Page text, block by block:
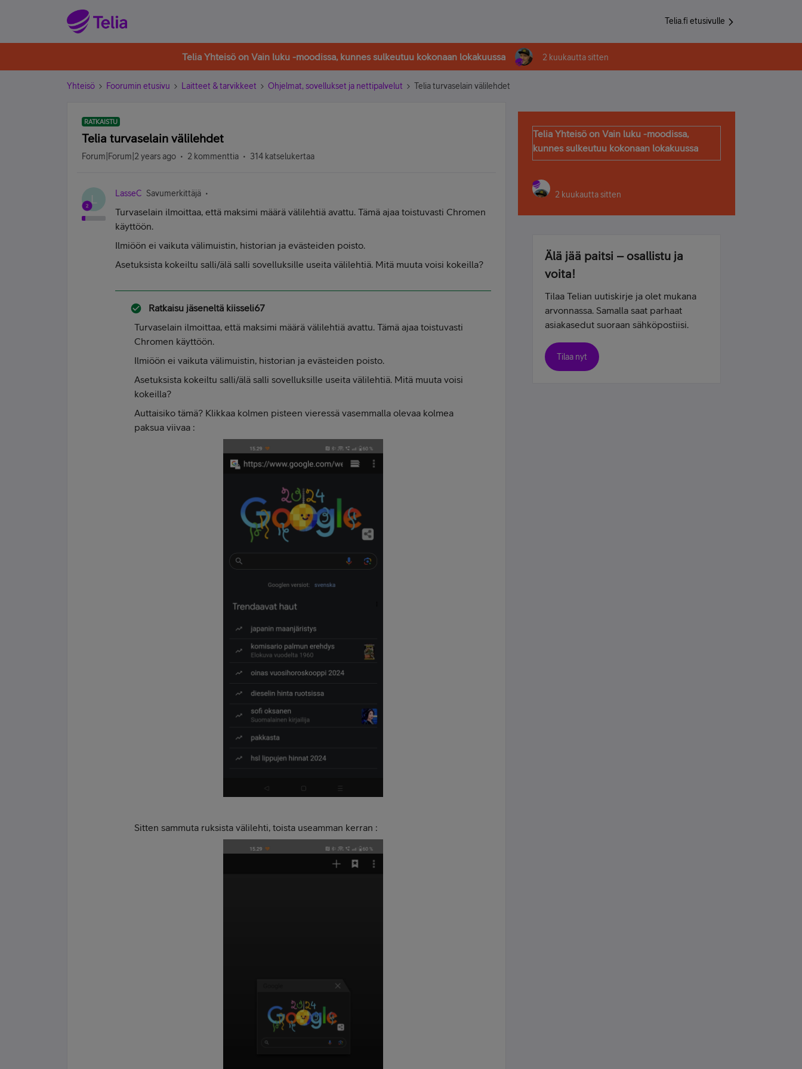
Telia.fi etusivulle
Telia Yhteisö on Vain luku -moodissa, kunnes sulkeutuu kokonaan lokakuussa 2 kuukautta sitten
Yhteisö Foorumin etusivu Laitteet & tarvikkeet Ohjelmat, sovellukset ja nettipalvelut Telia turvaselain välilehdet
RATKAISTU
Telia turvaselain välilehdet
Forum|Forum|2 years ago 2 kommenttia 314 katselukertaa
L LasseC Savumerkittäjä
Turvaselain ilmoittaa, että maksimi määrä välilehtiä avattu. Tämä ajaa toistuvasti Chromen
käyttöön.
Ilmiöön ei vaikuta välimuistin, historian ja evästeiden poisto.
Asetuksista kokeiltu salli/älä salli sovelluksille useita välilehtiä. Mitä muuta voisi kokeilla?
Ratkaisu jäseneltä kiisseli67
Turvaselain ilmoittaa, että maksimi määrä välilehtiä avattu. Tämä ajaa toistuvasti
Chromen käyttöön.
Ilmiöön ei vaikuta välimuistin, historian ja evästeiden poisto.
Asetuksista kokeiltu salli/älä salli sovelluksille useita välilehtiä. Mitä muuta voisi
kokeilla?
Auttaisiko tämä? Klikkaa kolmen pisteen vieressä vasemmalla olevaa kolmea
paksua viivaa :
Sitten sammuta ruksista välilehti, toista useamman kerran :
Telia Yhteisö on Vain luku -moodissa,
kunnes sulkeutuu kokonaan lokakuussa
2 kuukautta sitten
Älä jää paitsi – osallistu ja
voita!
Tilaa Telian uutiskirje ja olet mukana
arvonnassa. Samalla saat parhaat
asiakasedut suoraan sähköpostiisi.
Tilaa nyt